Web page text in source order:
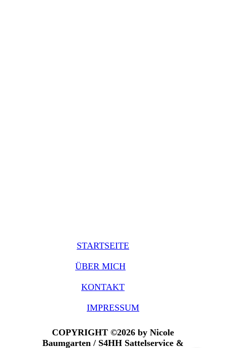
STARTSEITE
ÜBER MICH
KONTAKT
IMPRESSUM
COPYRIGHT ©2026 by Nicole
Baumgarten / S4HH Sattelservice &